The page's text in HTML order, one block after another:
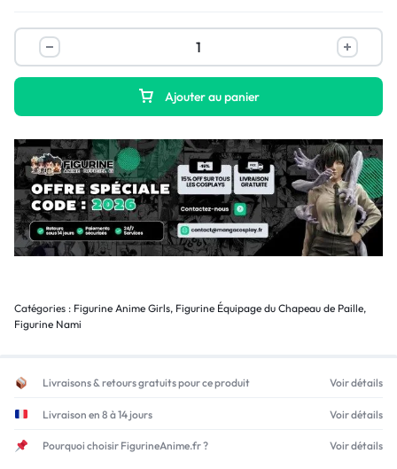
Ajouter au panier
Catégories : Figurine Anime Girls, Figurine Équipage du Chapeau de Paille,
Figurine Nami
Livraisons & retours gratuits pour ce produit Voir détails
Livraison en 8 à 14 jours Voir détails
Pourquoi choisir FigurineAnime.fr ? Voir détails